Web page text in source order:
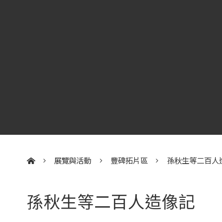
展覽與活動 豐碑拓片區 孫秋生等二百人
孫秋生等二百人造像記